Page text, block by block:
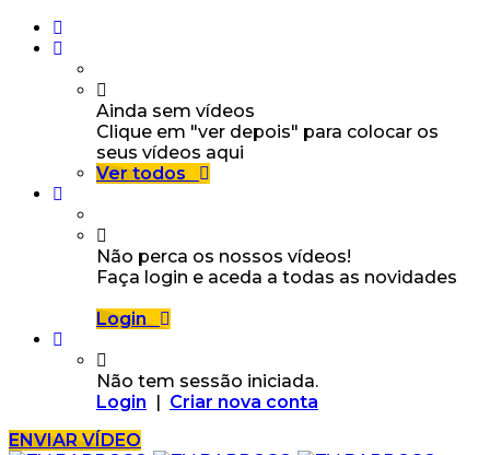
Ainda sem vídeos
Clique em "ver depois" para colocar os
seus vídeos aqui
Ver todos
Não perca os nossos vídeos!
Faça login e aceda a todas as novidades
Login
Não tem sessão iniciada.
Login | Criar nova conta
ENVIAR VÍDEO